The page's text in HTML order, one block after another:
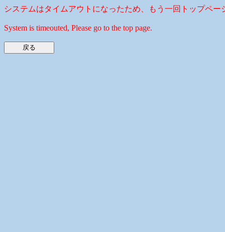
システムはタイムアウトになったため、もう一回トップペー
System is timeouted, Please go to the top page.